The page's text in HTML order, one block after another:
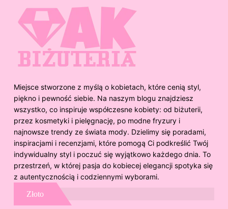
Miejsce stworzone z myślą o kobietach, które cenią styl,
piękno i pewność siebie. Na naszym blogu znajdziesz
wszystko, co inspiruje współczesne kobiety: od biżuterii,
przez kosmetyki i pielęgnację, po modne fryzury i
najnowsze trendy ze świata mody. Dzielimy się poradami,
inspiracjami i recenzjami, które pomogą Ci podkreślić Twój
indywidualny styl i poczuć się wyjątkowo każdego dnia. To
przestrzeń, w której pasja do kobiecej elegancji spotyka się
z autentycznością i codziennymi wyborami.
Złoto